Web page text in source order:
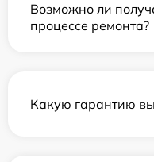
Возможно ли
процессе ремонта?
Какую гарантию